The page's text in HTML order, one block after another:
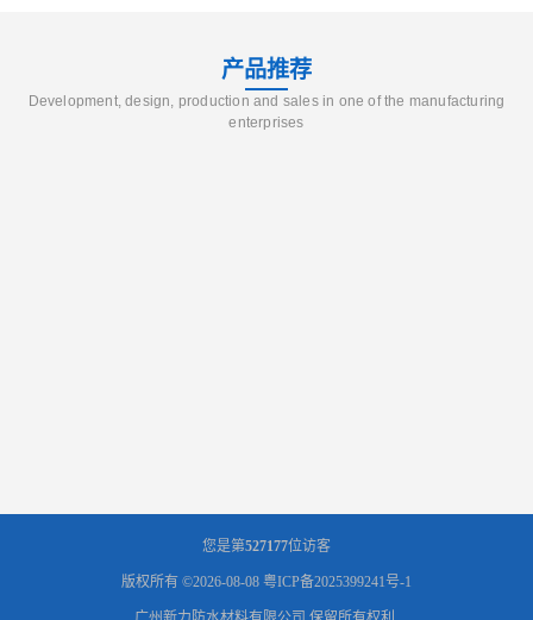
产品推荐
Development, design, production and sales in one of the manufacturing
enterprises
您是第527177位访客
版权所有 ©2026-08-08 粤ICP备2025399241号-1